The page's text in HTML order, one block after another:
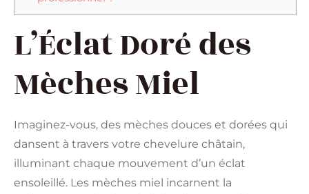
L’Éclat Doré des
Mèches Miel
Imaginez-vous, des mèches douces et dorées qui
dansent à travers votre chevelure châtain,
illuminant chaque mouvement d’un éclat
ensoleillé. Les mèches miel incarnent la